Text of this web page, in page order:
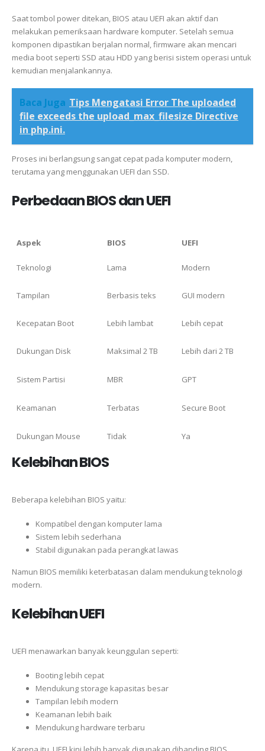
Saat tombol power ditekan, BIOS atau UEFI akan aktif dan
melakukan pemeriksaan hardware komputer. Setelah semua
komponen dipastikan berjalan normal, firmware akan mencari
media boot seperti SSD atau HDD yang berisi sistem operasi untuk
kemudian menjalankannya.
Baca Juga Tips Mengatasi Error The uploaded
file exceeds the upload_max_filesize Directive
in php.ini.
Proses ini berlangsung sangat cepat pada komputer modern,
terutama yang menggunakan UEFI dan SSD.
Perbedaan BIOS dan UEFI
Aspek BIOS UEFI
Teknologi Lama Modern
Tampilan Berbasis teks GUI modern
Kecepatan Boot Lebih lambat Lebih cepat
Dukungan Disk Maksimal 2 TB Lebih dari 2 TB
Sistem Partisi MBR GPT
Keamanan Terbatas Secure Boot
Dukungan Mouse Tidak Ya
Kelebihan BIOS
Beberapa kelebihan BIOS yaitu:
Kompatibel dengan komputer lama
Sistem lebih sederhana
Stabil digunakan pada perangkat lawas
Namun BIOS memiliki keterbatasan dalam mendukung teknologi
modern.
Kelebihan UEFI
UEFI menawarkan banyak keunggulan seperti:
Booting lebih cepat
Mendukung storage kapasitas besar
Tampilan lebih modern
Keamanan lebih baik
Mendukung hardware terbaru